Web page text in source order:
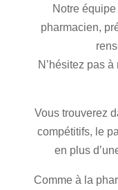
Notre
pharmacien,
N’hésitez pas
Vous trouverez
compétitifs, le
en plus
Comme à la